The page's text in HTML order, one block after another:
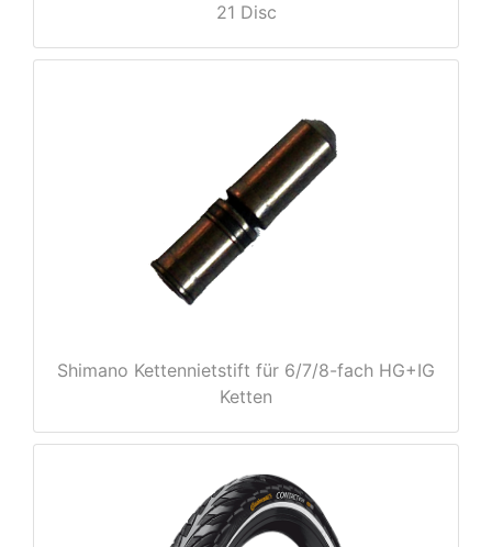
21 Disc
Shimano Kettennietstift für 6/7/8-fach HG+IG
Ketten